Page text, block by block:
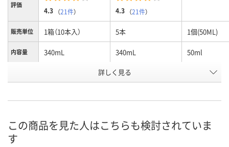
評価
4.3 （21件） 4.3 （21件）
販売単位 1箱（10本入） 5本 1個(50ML)
内容量 340mL 340mL 50ml
HE62487 AWA6896
8月12日（水）
詳しく見る
この商品を見た人はこちらも検討されていま
す